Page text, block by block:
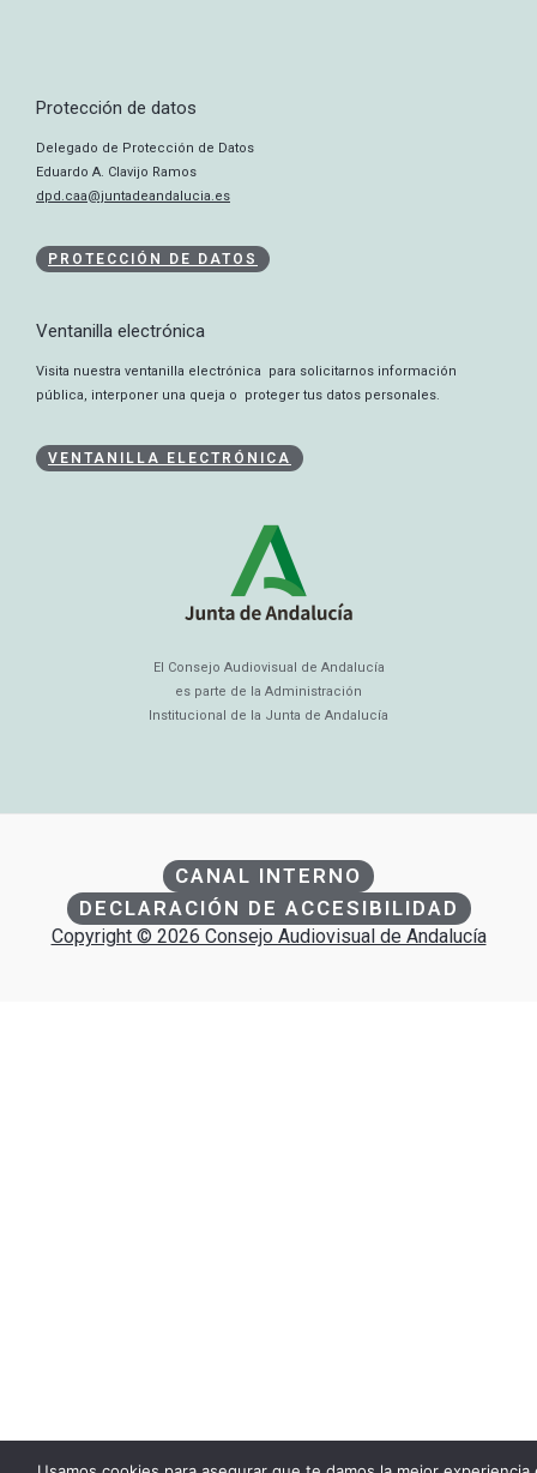
Protección de datos
Delegado de Protección de Datos
Eduardo A. Clavijo Ramos
dpd.caa@juntadeandalucia.es
PROTECCIÓN DE DATOS
Ventanilla electrónica
Visita nuestra ventanilla electrónica para solicitarnos información
pública, interponer una queja o proteger tus datos personales.
VENTANILLA ELECTRÓNICA
El Consejo Audiovisual de Andalucía
es parte de la Administración
Institucional de la Junta de Andalucía
CANAL INTERNO
DECLARACIÓN DE ACCESIBILIDAD
Copyright © 2026 Consejo Audiovisual de Andalucía